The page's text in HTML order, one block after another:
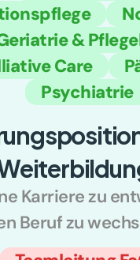
&
Care
Psychiatrie
Karriere zu
Beruf zu